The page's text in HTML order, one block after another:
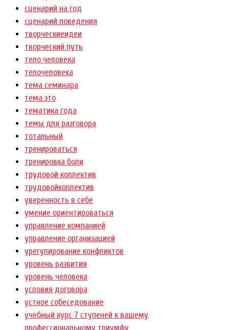
сценарий на год
сценарий поведения
творческиеидеи
творческий путь
тело человека
телочеловека
тема семинара
тема это
тематика года
темы для разговора
тотальный
тренироваться
тренировка боли
трудовой коллектив
трудовойколлектив
уверенность в себе
умение ориентироваться
управление компанией
управление организацией
урегулирование конфликтов
уровень развития
уровень человека
условия договора
устное собеседование
учебный курс 7 ступеней к вашему
профессиональному триумфу